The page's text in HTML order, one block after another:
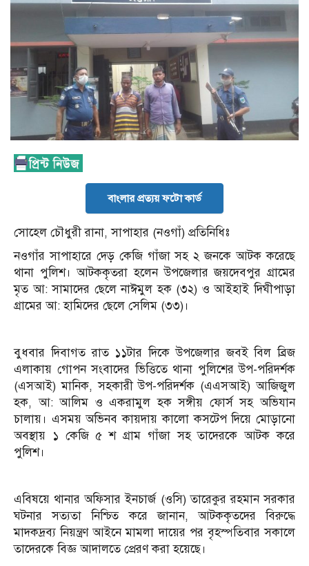
বাংলার প্রত্যয় ফটো কার্ড
সোহেল চৌধুরী রানা, সাপাহার (নওগাঁ) প্রতিনিধিঃ
নওগাঁর সাপাহারে দেড় কেজি গাঁজা সহ ২ জনকে আটক করেছে
থানা পুলিশ। আটককৃতরা হলেন উপজেলার জয়দেবপুর গ্রামের
মৃত আ: সামাদের ছেলে নাঈমুল হক (৩২) ও আইহাই দিঘীপাড়া
গ্রামের আ: হামিদের ছেলে সেলিম (৩৩)।
বুধবার দিবাগত রাত ১১টার দিকে উপজেলার জবই বিল ব্রিজ
এলাকায় গোপন সংবাদের ভিত্তিতে থানা পুলিশের উপ-পরিদর্শক
(এসআই) মানিক, সহকারী উপ-পরিদর্শক (এএসআই) আজিজুল
হক, আ: আলিম ও একরামুল হক সঙ্গীয় ফোর্স সহ অভিযান
চালায়। এসময় অভিনব কায়দায় কালো কসটেপ দিয়ে মোড়ানো
অবস্থায় ১ কেজি ৫ শ গ্রাম গাঁজা সহ তাদেরকে আটক করে
পুলিশ।
এবিষয়ে থানার অফিসার ইনচার্জ (ওসি) তারেকুর রহমান সরকার
ঘটনার সত্যতা নিশ্চিত করে জানান, আটককৃতদের বিরুদ্ধে
মাদকদ্রব্য নিয়ন্ত্রণ আইনে মামলা দায়ের পর বৃহস্পতিবার সকালে
তাদেরকে বিজ্ঞ আদালতে প্রেরণ করা হয়েছে।